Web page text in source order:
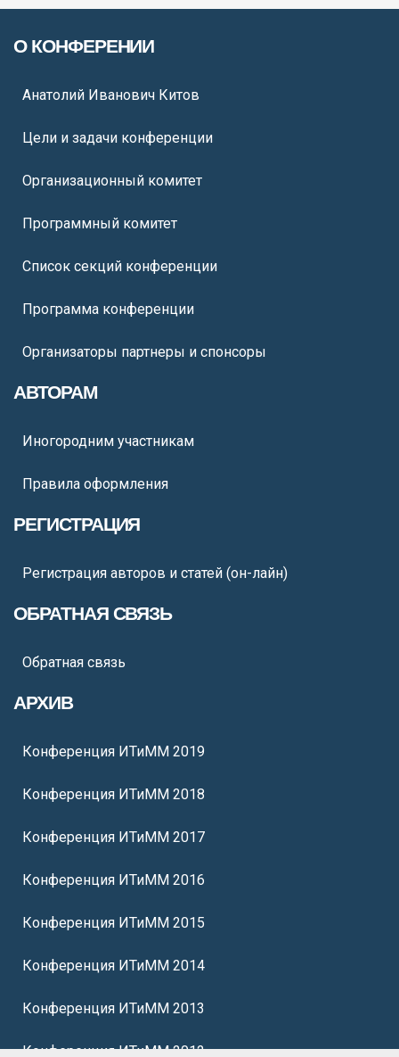
О КОНФЕРЕНИИ
Анатолий Иванович Китов
Цели и задачи конференции
Организационный комитет
Программный комитет
Список секций конференции
Программа конференции
Организаторы партнеры и спонсоры
АВТОРАМ
Иногородним участникам
Правила оформления
РЕГИСТРАЦИЯ
Регистрация авторов и статей (он-лайн)
ОБРАТНАЯ СВЯЗЬ
Обратная связь
АРХИВ
Конференция ИТиММ 2019
Конференция ИТиММ 2018
Конференция ИТиММ 2017
Конференция ИТиММ 2016
Конференция ИТиММ 2015
Конференция ИТиММ 2014
Конференция ИТиММ 2013
Конференция ИТиММ 2012